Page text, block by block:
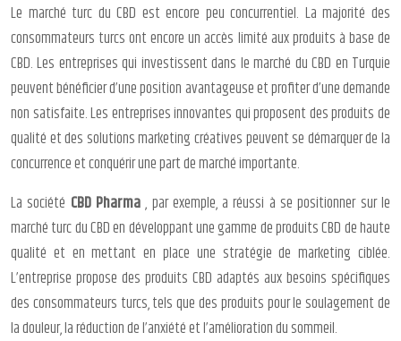
Le marché turc du CBD est encore peu concurrentiel. La majorité des
consommateurs turcs ont encore un accès limité aux produits à base de
CBD. Les entreprises qui investissent dans le marché du CBD en Turquie
peuvent bénéficier d’une position avantageuse et profiter d’une demande
non satisfaite. Les entreprises innovantes qui proposent des produits de
qualité et des solutions marketing créatives peuvent se démarquer de la
concurrence et conquérir une part de marché importante.
La société CBD Pharma, par exemple, a réussi à se positionner sur le
marché turc du CBD en développant une gamme de produits CBD de haute
qualité et en mettant en place une stratégie de marketing ciblée.
L’entreprise propose des produits CBD adaptés aux besoins spécifiques
des consommateurs turcs, tels que des produits pour le soulagement de
la douleur, la réduction de l’anxiété et l’amélioration du sommeil.